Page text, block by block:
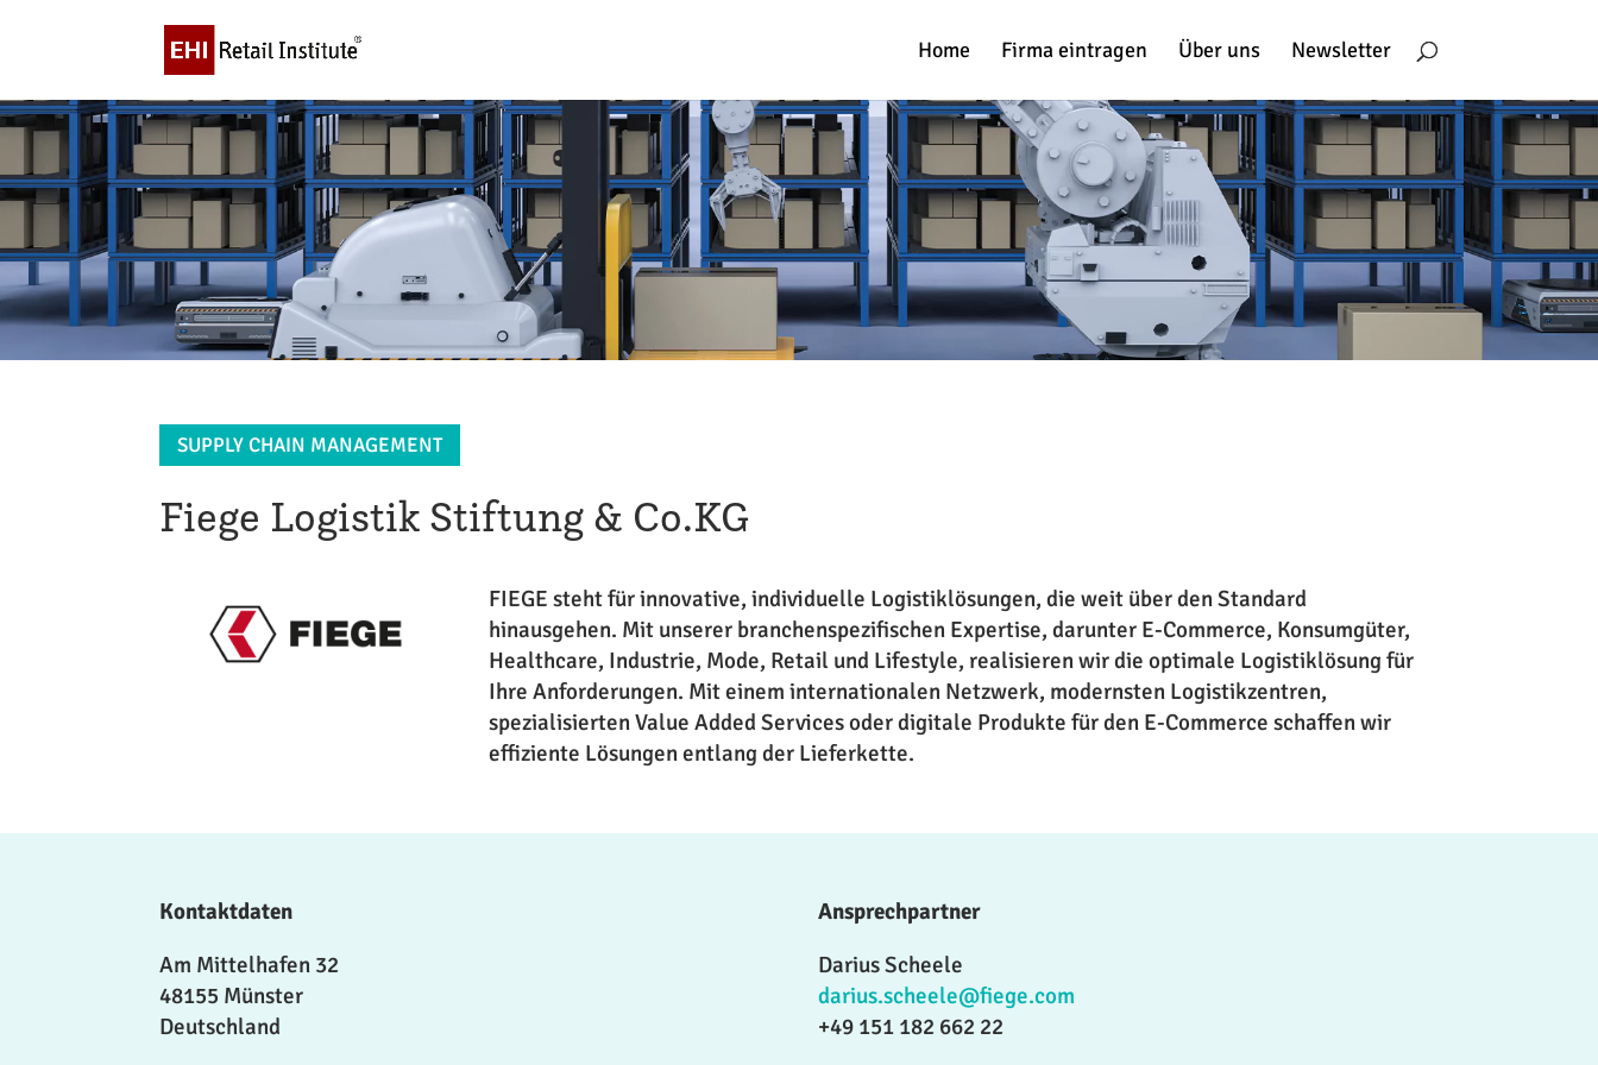
Home Firma eintragen Über uns Newsletter
SUPPLY CHAIN MANAGEMENT
Fiege Logistik Stiftung & Co.KG
FIEGE steht für innovative, individuelle Logistiklösungen, die weit über den Standard
hinausgehen. Mit unserer branchenspezifischen Expertise, darunter E-Commerce, Konsumgüter,
Healthcare, Industrie, Mode, Retail und Lifestyle, realisieren wir die optimale Logistiklösung für
Ihre Anforderungen. Mit einem internationalen Netzwerk, modernsten Logistikzentren,
spezialisierten Value Added Services oder digitale Produkte für den E-Commerce schaffen wir
effiziente Lösungen entlang der Lieferkette.
Kontaktdaten
Am Mittelhafen 32
48155 Münster
Deutschland
Ansprechpartner
Darius Scheele
darius.scheele@fiege.com
+49 151 182 662 22